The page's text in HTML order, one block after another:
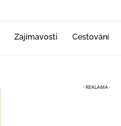
Zajímavosti Cestování